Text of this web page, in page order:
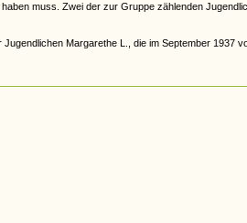
muss. Zwei der zur Gruppe zählenden
Jugendlichen Margarethe L., die im September 1937